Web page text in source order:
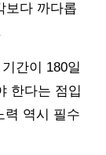
보다 까다롭
간이 180일
한다는 점입
력 역시 필수